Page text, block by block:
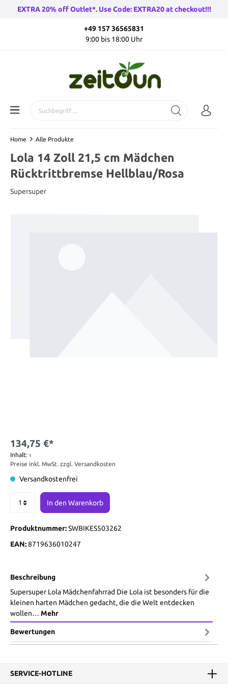
EXTRA 20% off Outlet*. Use Code: EXTRA20 at checkout!!!
+49 157 36565831
9:00 bis 18:00 Uhr
Home Alle Produkte
Lola 14 Zoll 21,5 cm Mädchen
Rücktrittbremse Hellblau/Rosa
Supersuper
134,75 €*
Inhalt: 1
Preise inkl. MwSt. zzgl. Versandkosten
Versandkostenfrei
In den Warenkorb
Produktnummer:SWBIKES503262
EAN:8719636010247
Beschreibung
Supersuper Lola Mädchenfahrrad Die Lola ist besonders für die
kleinen harten Mädchen gedacht, die die Welt entdecken
wollen… Mehr
Bewertungen
SERVICE-HOTLINE